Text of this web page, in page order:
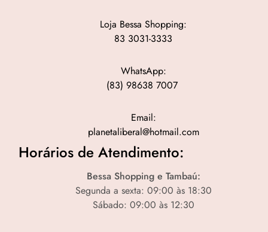
Loja Bessa Shopping:
83 3031-3333
WhatsApp:
(83) 98638 7007
Email:
planetaliberal@hotmail.com
Horários de Atendimento:
Bessa Shopping e Tambaú:
Segunda a sexta: 09:00 às 18:30
Sábado: 09:00 às 12:30